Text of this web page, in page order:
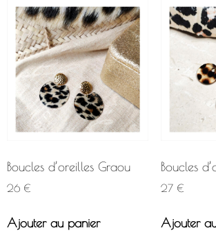
Boucles d’oreilles Graou
26 €
Ajouter au panier
Boucles
27 €
Ajouter